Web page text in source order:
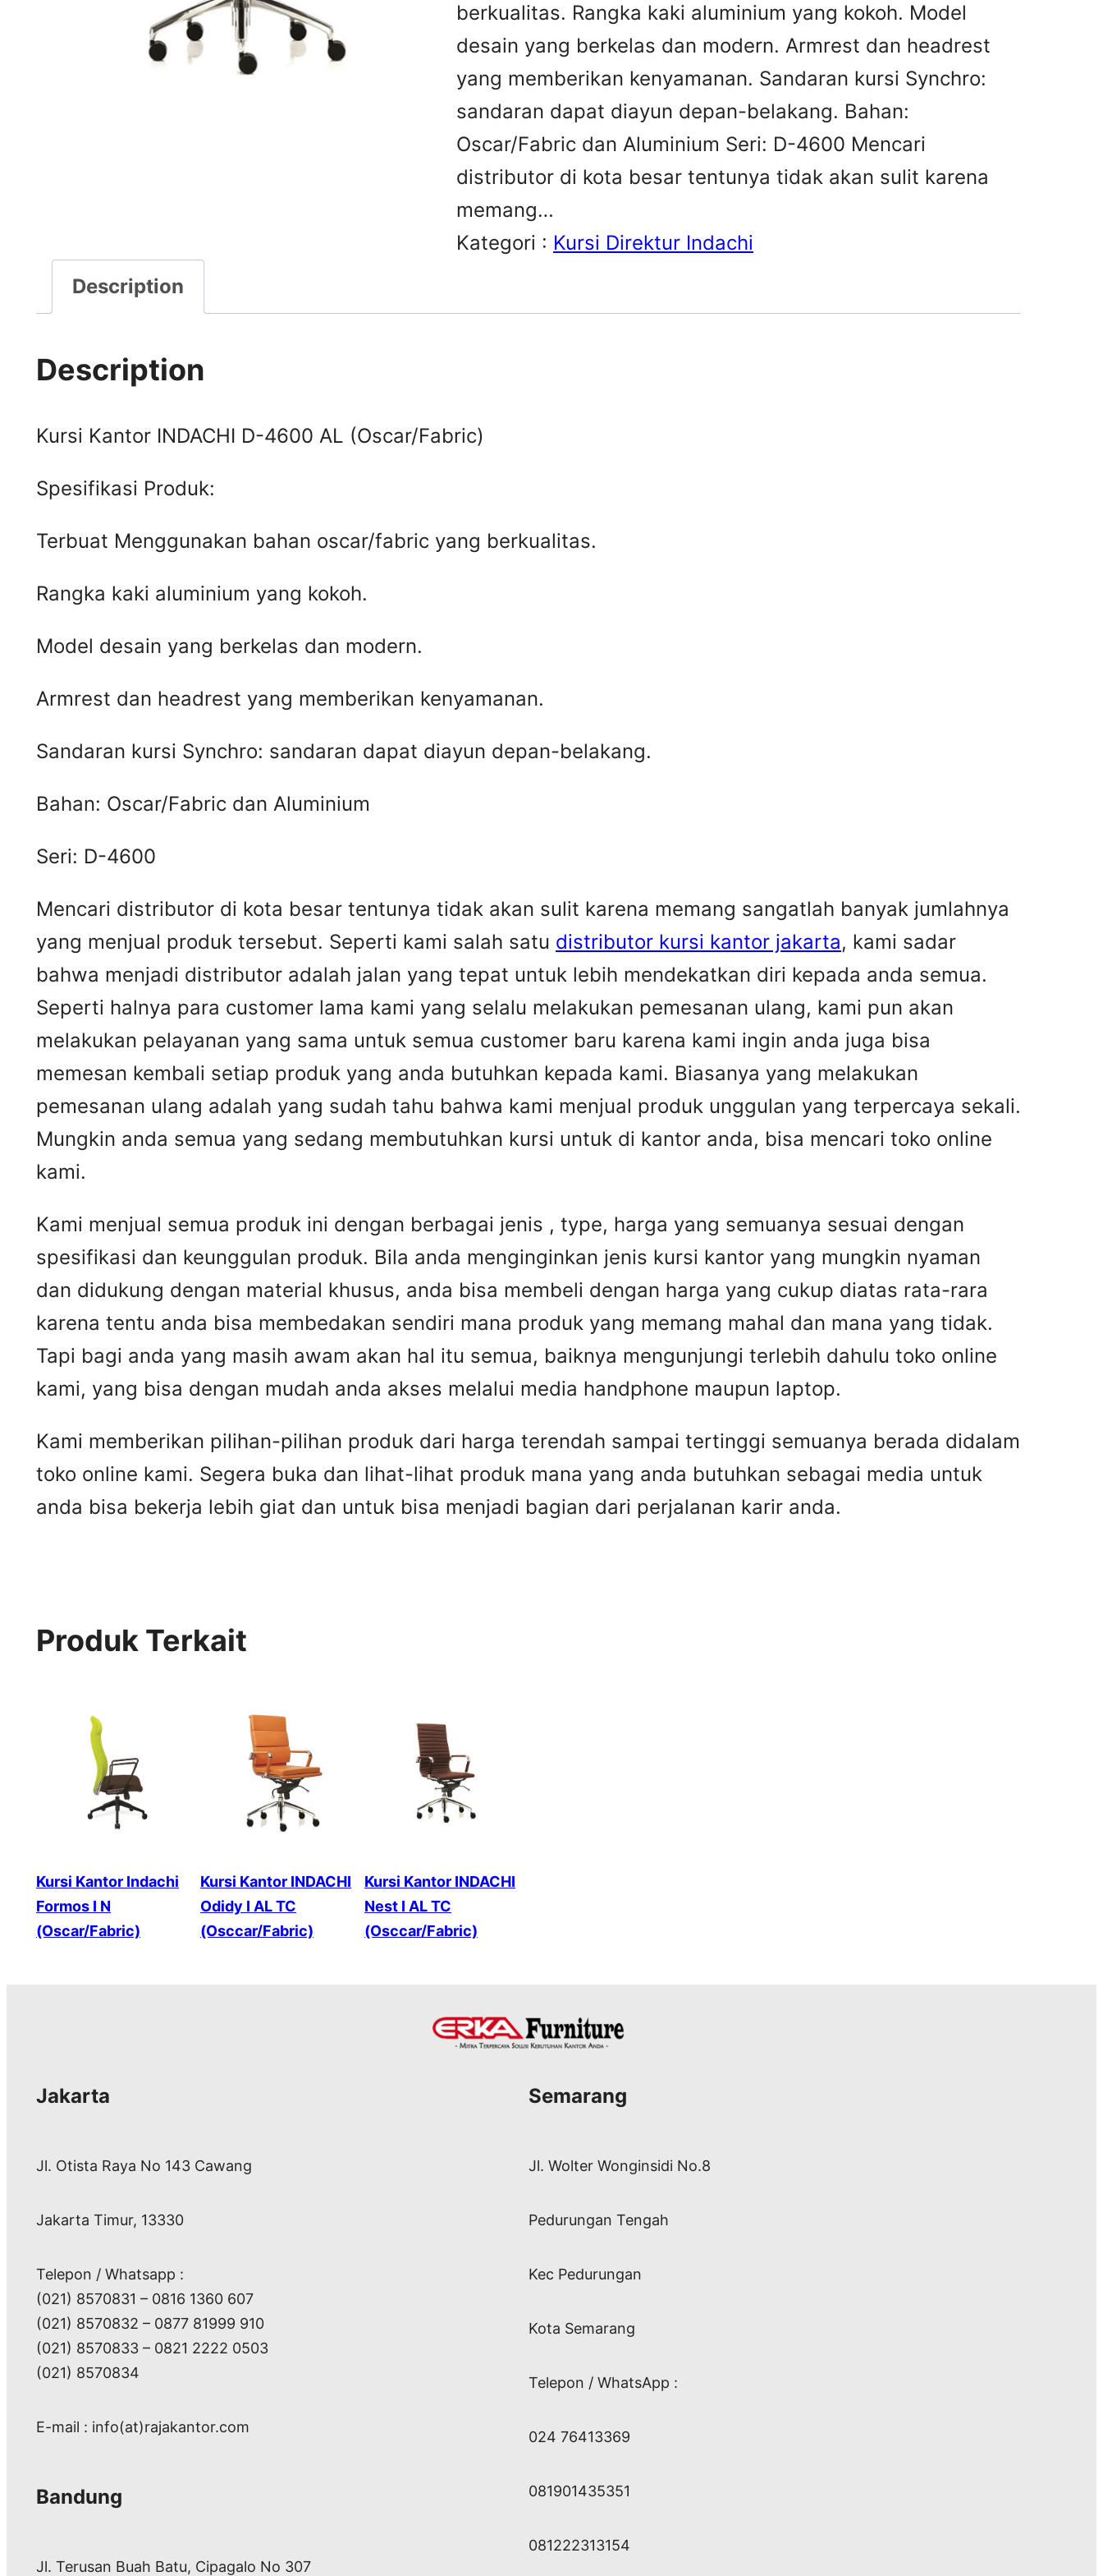
berkualitas. Rangka kaki aluminium yang kokoh. Model
desain yang berkelas dan modern. Armrest dan headrest
yang memberikan kenyamanan. Sandaran kursi Synchro:
sandaran dapat diayun depan-belakang. Bahan:
Oscar/Fabric dan Aluminium Seri: D-4600 Mencari
distributor di kota besar tentunya tidak akan sulit karena
memang…
Kategori : Kursi Direktur Indachi
Description
Description
Kursi Kantor INDACHI D-4600 AL (Oscar/Fabric)
Spesifikasi Produk:
Terbuat Menggunakan bahan oscar/fabric yang berkualitas.
Rangka kaki aluminium yang kokoh.
Model desain yang berkelas dan modern.
Armrest dan headrest yang memberikan kenyamanan.
Sandaran kursi Synchro: sandaran dapat diayun depan-belakang.
Bahan: Oscar/Fabric dan Aluminium
Seri: D-4600
Mencari distributor di kota besar tentunya tidak akan sulit karena memang sangatlah banyak jumlahnya
yang menjual produk tersebut. Seperti kami salah satu distributor kursi kantor jakarta, kami sadar
bahwa menjadi distributor adalah jalan yang tepat untuk lebih mendekatkan diri kepada anda semua.
Seperti halnya para customer lama kami yang selalu melakukan pemesanan ulang, kami pun akan
melakukan pelayanan yang sama untuk semua customer baru karena kami ingin anda juga bisa
memesan kembali setiap produk yang anda butuhkan kepada kami. Biasanya yang melakukan
pemesanan ulang adalah yang sudah tahu bahwa kami menjual produk unggulan yang terpercaya sekali.
Mungkin anda semua yang sedang membutuhkan kursi untuk di kantor anda, bisa mencari toko online
kami.
Kami menjual semua produk ini dengan berbagai jenis , type, harga yang semuanya sesuai dengan
spesifikasi dan keunggulan produk. Bila anda menginginkan jenis kursi kantor yang mungkin nyaman
dan didukung dengan material khusus, anda bisa membeli dengan harga yang cukup diatas rata-rara
karena tentu anda bisa membedakan sendiri mana produk yang memang mahal dan mana yang tidak.
Tapi bagi anda yang masih awam akan hal itu semua, baiknya mengunjungi terlebih dahulu toko online
kami, yang bisa dengan mudah anda akses melalui media handphone maupun laptop.
Kami memberikan pilihan-pilihan produk dari harga terendah sampai tertinggi semuanya berada didalam
toko online kami. Segera buka dan lihat-lihat produk mana yang anda butuhkan sebagai media untuk
anda bisa bekerja lebih giat dan untuk bisa menjadi bagian dari perjalanan karir anda.
Produk Terkait
Kursi Kantor Indachi
Formos I N
(Oscar/Fabric)
Kursi Kantor INDACHI
Odidy I AL TC
(Osccar/Fabric)
Kursi Kantor INDACHI
Nest I AL TC
(Osccar/Fabric)
Jakarta
Jl. Otista Raya No 143 Cawang
Jakarta Timur, 13330
Telepon / Whatsapp :
(021) 8570831 – 0816 1360 607
(021) 8570832 – 0877 81999 910
(021) 8570833 – 0821 2222 0503
(021) 8570834
E-mail : info(at)rajakantor.com
Bandung
Jl. Terusan Buah Batu, Cipagalo No 307
Semarang
Jl. Wolter Wonginsidi No.8
Pedurungan Tengah
Kec Pedurungan
Kota Semarang
Telepon / WhatsApp :
024 76413369
081901435351
081222313154